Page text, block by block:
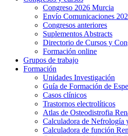
Congreso 2026 Murcia
Envío Comunicaciones
Congresos anteriores
Suplementos Abstracts
Directorio de Cursos y
Formación online
Grupos de trabajo
Formación
Unidades Investigación
Guía de Formación de
Casos clínicos
Trastornos electrolíticos
Atlas de Osteodistrofia
Calculadora de Nefrología
Calculadora de función